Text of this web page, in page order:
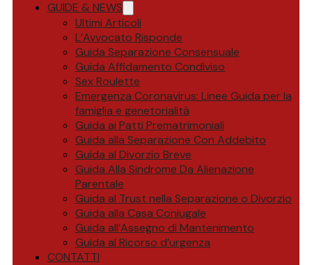
GUIDE & NEWS
Ultimi Articoli
L’Avvocato Risponde
Guida Separazione Consensuale
Guida Affidamento Condiviso
Sex Roulette
Emergenza Coronavirus: Linee Guida per la
famiglia e genetorialità
Guida ai Patti Prematrimoniali
Guida alla Separazione Con Addebito
Guida al Divorzio Breve
Guida Alla Sindrome Da Alienazione
Parentale
Guida al Trust nella Separazione o Divorzio
Guida alla Casa Coniugale
Guida all’Assegno di Mantenimento
Guida al Ricorso d’urgenza
CONTATTI